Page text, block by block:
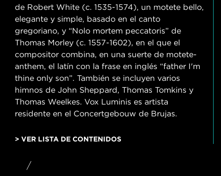
de Robert White (c. 1535-1574), un motete bello,
elegante y simple, basado en el canto
gregoriano, y “Nolo mortem peccatoris” de
Thomas Morley (c. 1557-1602), en el que el
compositor combina, en una suerte de motete-
anthem, el latín con la frase en inglés “father I'm
thine only son”. También se incluyen varios
himnos de John Sheppard, Thomas Tomkins y
Thomas Weelkes. Vox Luminis es artista
residente en el Concertgebouw de Brujas.
> VER LISTA DE CONTENIDOS
/